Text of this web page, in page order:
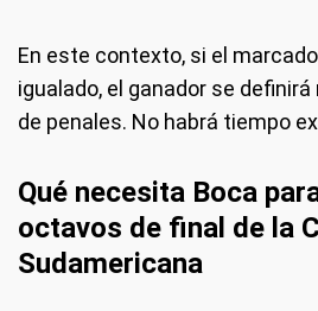
En este contexto, si el
igualado, el ganador se
de penales. No habrá tiempo
Qué necesita Boca
octavos de final de la
Sudamericana